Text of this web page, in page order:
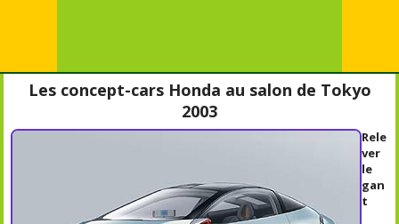
Les concept-cars Honda au salon de Tokyo
2003
Rele
ver
le
gan
t